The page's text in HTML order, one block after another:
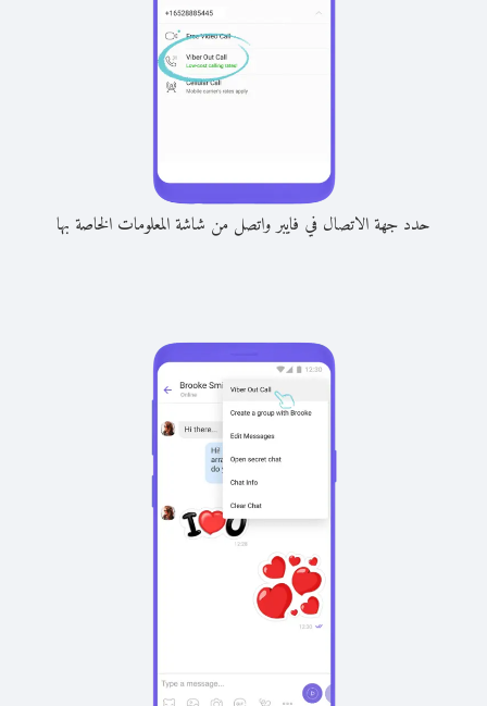
حدد جهة الاتصال في فايبر واتصل من شاشة المعلومات الخاصة بها